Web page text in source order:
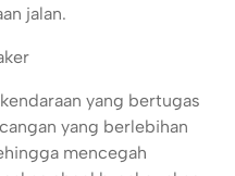
jalan.
yang bertugas
yang berlebihan
mencegah